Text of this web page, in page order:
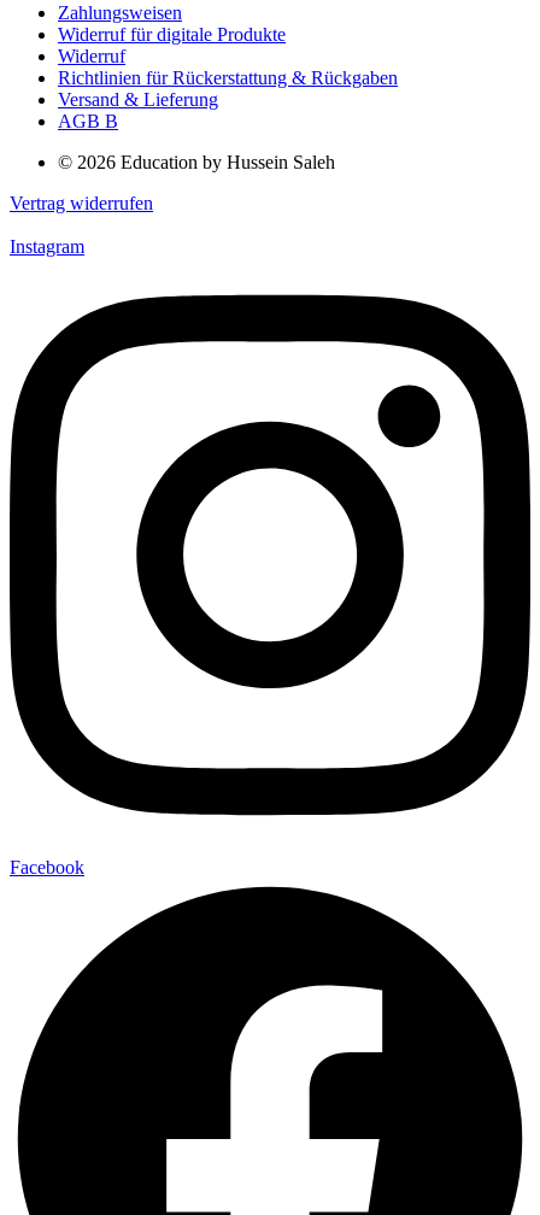
Zahlungsweisen
Widerruf für digitale Produkte
Widerruf
Richtlinien für Rückerstattung & Rückgaben
Versand & Lieferung
AGB B
© 2026 Education by Hussein Saleh
Vertrag widerrufen
Instagram
Facebook